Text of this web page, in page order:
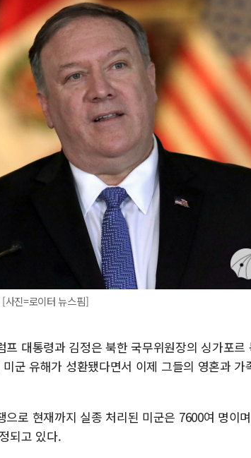
사진=로이터 뉴스핌]
프 대통령과 김정은 북한 국무위원장의 싱가포
군 유해가 성환됐다면서 이제 그들의 영혼과
으로 현재까지 실종 처리된 미군은 7600여 명이
되고 있다.